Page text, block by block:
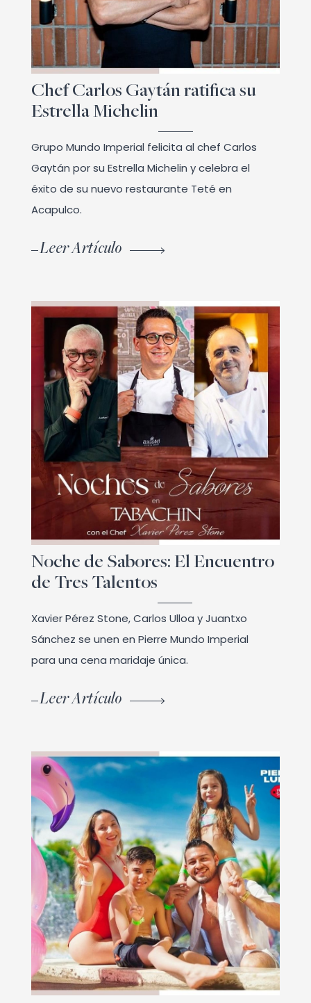
Chef Carlos Gaytán ratifica su
Estrella Michelin
Grupo Mundo Imperial felicita al chef Carlos
Gaytán por su Estrella Michelin y celebra el
éxito de su nuevo restaurante Teté en
Acapulco.
Leer Artículo
Noche de Sabores: El Encuentro
de Tres Talentos
Xavier Pérez Stone, Carlos Ulloa y Juantxo
Sánchez se unen en Pierre Mundo Imperial
para una cena maridaje única.
Leer Artículo